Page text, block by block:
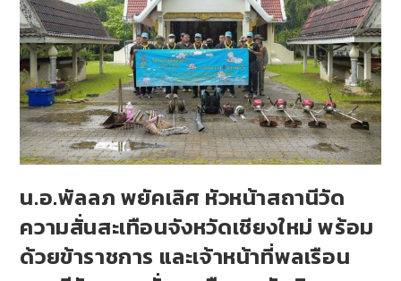
น.อ.พัลลภ พยัคเลิศ หัวหน้าสถานีวัด
ความสั่นสะเทือนจังหวัดเชียงใหม่ พร้อม
ด้วยข้าราชการ และเจ้าหน้าที่พลเรือน